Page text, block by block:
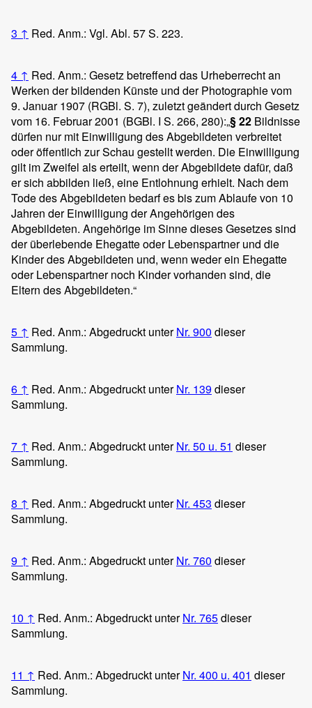
3 ↑ Red. Anm.: Vgl. Abl. 57 S. 223.
4 ↑ Red. Anm.: Gesetz betreffend das Urheberrecht an
Werken der bildenden Künste und der Photographie vom
9. Januar 1907 (RGBl. S. 7), zuletzt geändert durch Gesetz
vom 16. Februar 2001 (BGBl. I S. 266, 280):„§ 22 Bildnisse
dürfen nur mit Einwilligung des Abgebildeten verbreitet
oder öffentlich zur Schau gestellt werden. Die Einwilligung
gilt im Zweifel als erteilt, wenn der Abgebildete dafür, daß
er sich abbilden ließ, eine Entlohnung erhielt. Nach dem
Tode des Abgebildeten bedarf es bis zum Ablaufe von 10
Jahren der Einwilligung der Angehörigen des
Abgebildeten. Angehörige im Sinne dieses Gesetzes sind
der überlebende Ehegatte oder Lebenspartner und die
Kinder des Abgebildeten und, wenn weder ein Ehegatte
oder Lebenspartner noch Kinder vorhanden sind, die
Eltern des Abgebildeten.“
5 ↑ Red. Anm.: Abgedruckt unterNr. 900 dieser
Sammlung.
6 ↑ Red. Anm.: Abgedruckt unterNr. 139dieser
Sammlung.
7 ↑ Red. Anm.: Abgedruckt unterNr. 50 u. 51 dieser
Sammlung.
8 ↑ Red. Anm.: Abgedruckt unterNr. 453 dieser
Sammlung.
9 ↑ Red. Anm.: Abgedruckt unterNr. 760 dieser
Sammlung.
10 ↑ Red. Anm.: Abgedruckt unterNr. 765dieser
Sammlung.
11 ↑ Red. Anm.: Abgedruckt unterNr. 400 u. 401 dieser
Sammlung.